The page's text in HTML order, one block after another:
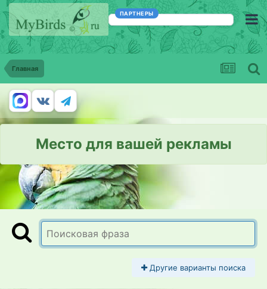
ПАРТНЕРЫ
Главная
Место для вашей рекламы
Другие варианты поиска